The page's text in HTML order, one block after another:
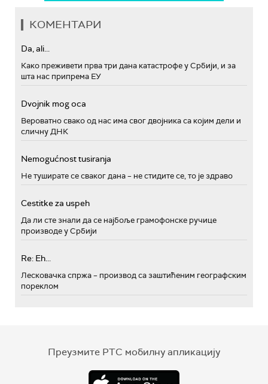
КОМЕНТАРИ
Da, ali...
Како преживети прва три дана катастрофе у Србији, и за
шта нас припрема ЕУ
Dvojnik mog oca
Вероватно свако од нас има свог двојника са којим дели и
сличну ДНК
Nemogućnost tusiranja
Не туширате се сваког дана – не стидите се, то је здраво
Cestitke za uspeh
Да ли сте знали да се најбоље грамофонске ручице
производе у Србији
Re: Eh...
Лесковачка спржа – производ са заштићеним географским
пореклом
Преузмите РТС мобилну апликацију